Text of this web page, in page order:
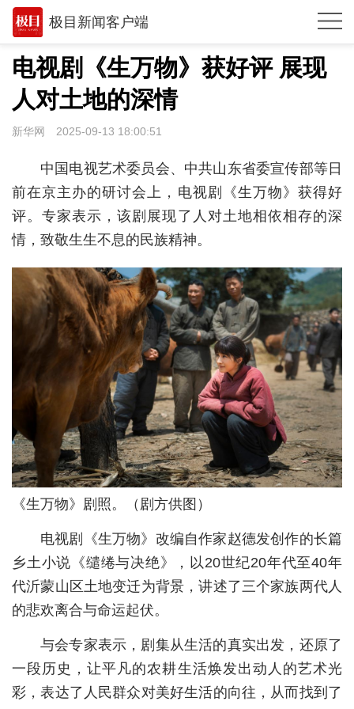
极目新闻客户端
推荐
观点
时政
武汉
世相
专题
极客圈
经济
城建
科教
健康
悠游
相亲
汽车
房产
消费
创意
文化
电视剧《生万物》获好评 展现
人对土地的深情
新华网 2025-09-13 18:00:51
中国电视艺术委员会、中共山东省委宣传部等日
前在京主办的研讨会上，电视剧《生万物》获得好
评。专家表示，该剧展现了人对土地相依相存的深
情，致敬生生不息的民族精神。
《生万物》剧照。（剧方供图）
电视剧《生万物》改编自作家赵德发创作的长篇
乡土小说《缱绻与决绝》，以20世纪20年代至40年
代沂蒙山区土地变迁为背景，讲述了三个家族两代人
的悲欢离合与命运起伏。
与会专家表示，剧集从生活的真实出发，还原了
一段历史，让平凡的农耕生活焕发出动人的艺术光
彩，表达了人民群众对美好生活的向往，从而找到了